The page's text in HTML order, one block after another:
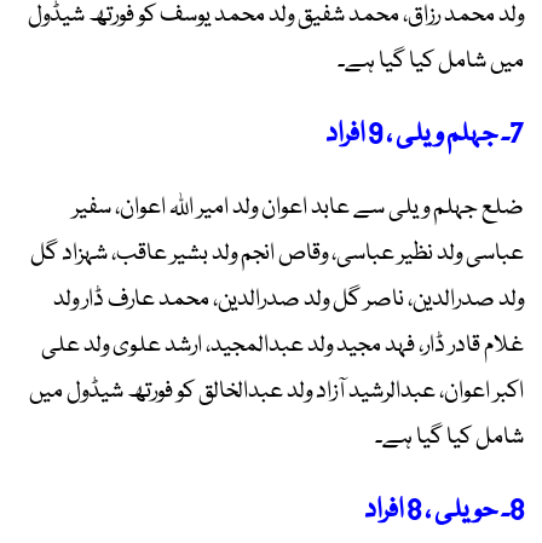
ولد محمد رزاق، محمد شفیق ولد محمد یوسف کو فورتھ شیڈول
میں شامل کیا گیا ہے۔
7۔ جہلم ویلی ، 9 افراد
ضلع جہلم ویلی سے عابد اعوان ولد امیر اللہ اعوان، سفیر
عباسی ولد نظیر عباسی، وقاص انجم ولد بشیر عاقب، شہزاد گل
ولد صدرالدین، ناصر گل ولد صدرالدین، محمد عارف ڈار ولد
غلام قادر ڈار، فہد مجید ولد عبدالمجید، ارشد علوی ولد علی
اکبر اعوان، عبدالرشید آزاد ولد عبدالخالق کو فورتھ شیڈول میں
شامل کیا گیا ہے۔
8۔ حویلی ، 8 افراد